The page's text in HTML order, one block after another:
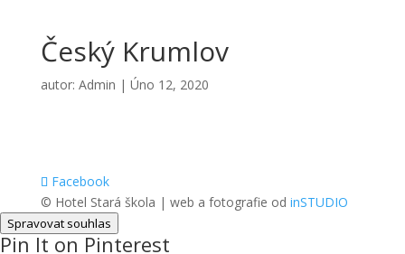
Český Krumlov
autor: Admin | Úno 12, 2020
Facebook
© Hotel Stará škola | web a fotografie od inSTUDIO
Spravovat souhlas
Pin It on Pinterest